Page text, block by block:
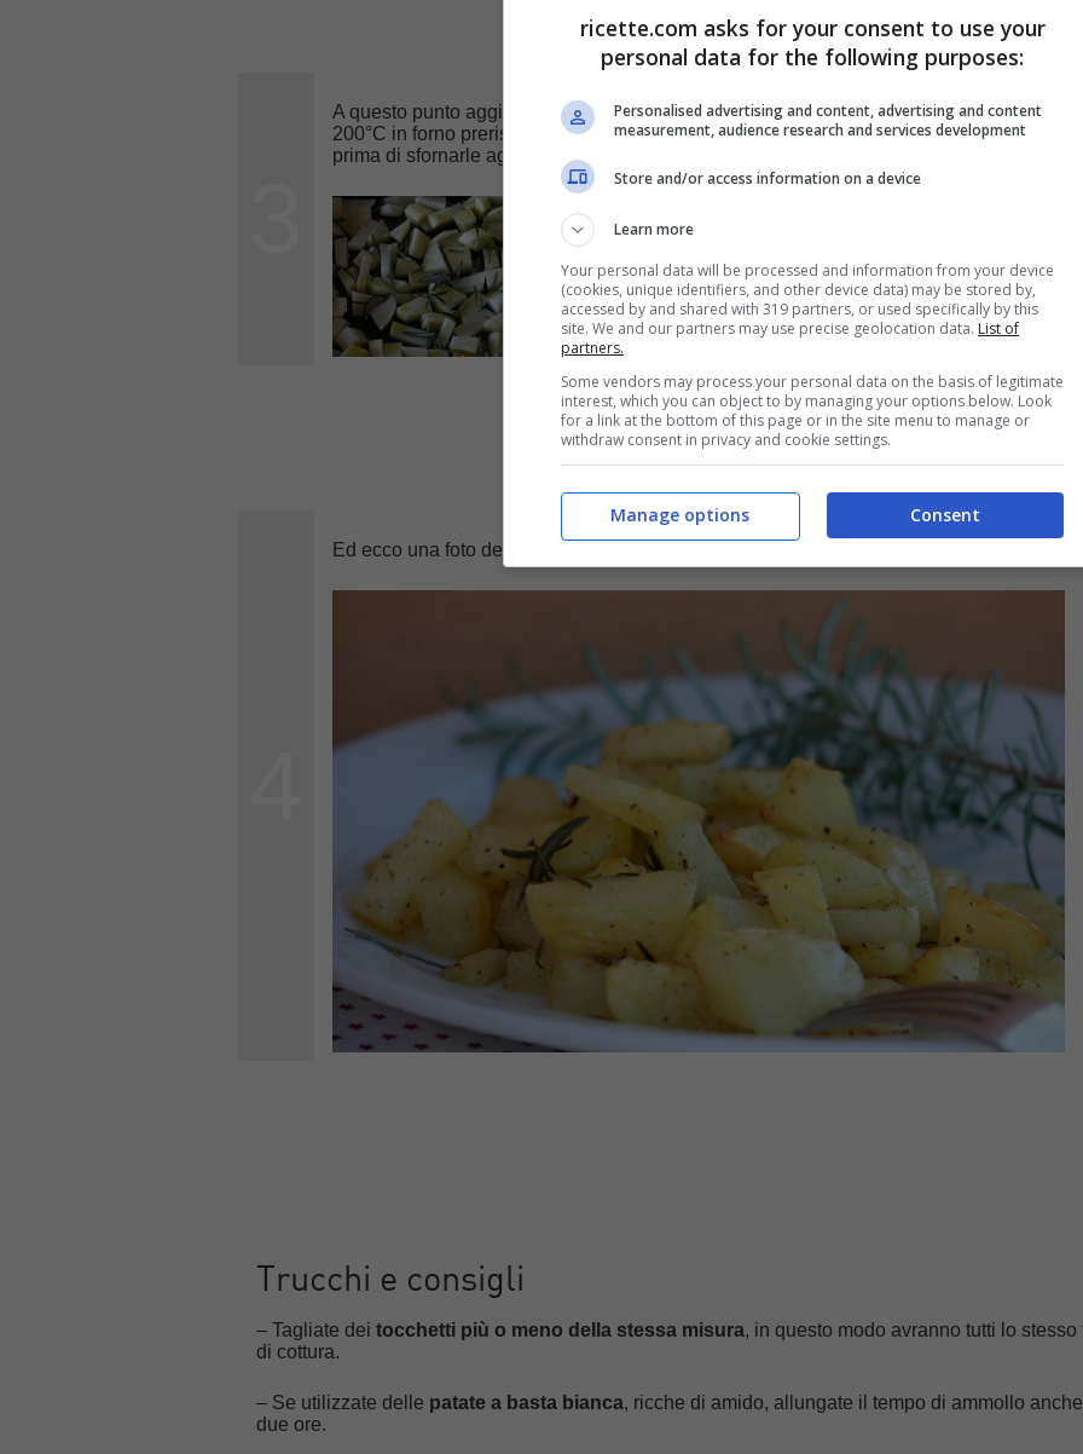
A questo punto aggiungetepepe nero,olio extra vergine d’olivaerosmarino.
200°C in forno preriscaldato per circa trenta minuti, girandole a metà cottura. Cinque
prima di sfornarle aggiungete il
Ed ecco una foto del piatto pronto:
Trucchi e consigli
– Tagliate dei tocchetti più o meno della stessa misura, in questo modo avranno tutti lo stesso
di cottura.
– Se utilizzate delle patate a basta bianca, ricche di amido, allungate il tempo di ammollo
due ore.
ricette.com asks for your consent to use your
personal data for the following purposes:
Personalised advertising and content, advertising and content
measurement, audience research and services development
Store and/or access information on a device
Learn more
Your personal data will be processed and information from your device
(cookies, unique identifiers, and other device data) may be stored by,
accessed by and shared with 319 partners, or used specifically by this
site. We and our partners may use precise geolocation data. List of
partners.
Some vendors may process your personal data on the basis of legitimate
interest, which you can object to by managing your options below. Look
for a link at the bottom of this page or in the site menu to manage or
withdraw consent in privacy and cookie settings.
Consent
Manage options